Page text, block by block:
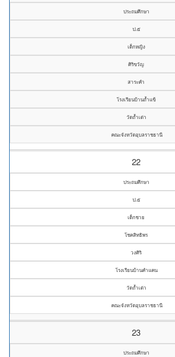
ประถมศึกษา
ป.๕
เด็กหญิง
ศิริขวัญ
สาระคำ
โรงเรียนบ้านถ้ำแข้
วัดถ้ำเต่า
คณะจังหวัดอุบลราชธานี
22
ประถมศึกษา
ป.๕
เด็กชาย
โชคสิทธิพร
วงศิริ
โรงเรียนบ้านคำแคน
วัดถ้ำเต่า
คณะจังหวัดอุบลราชธานี
23
ประถมศึกษา